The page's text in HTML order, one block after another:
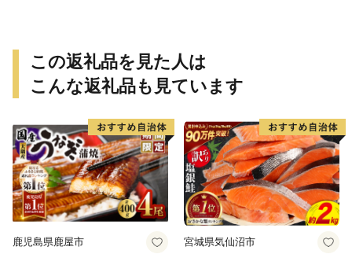
この返礼品を見た人は
こんな返礼品も見ています
鹿児島県鹿屋市 宮城県気仙沼市